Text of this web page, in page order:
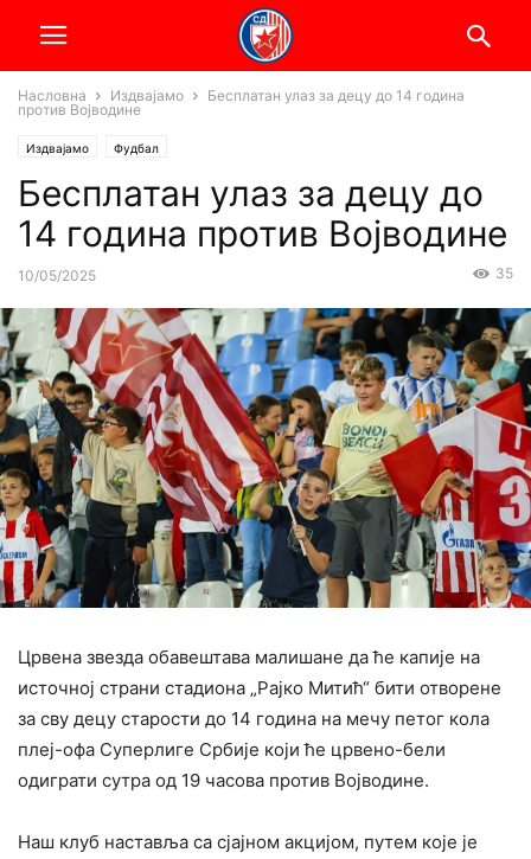
Насловна Издвајамо
Бесплатан улаз за децу до 14 година
против Војводине
Издвајамо Фудбал
Бесплатан улаз за децу до
14 година против Војводине
10/05/2025 35
Црвена звезда обавештава малишане да ће капије на
источној страни стадиона „Рајко Митић“ бити отворене
за сву децу старости до 14 година на мечу петог кола
плеј-офа Суперлиге Србије који ће црвено-бели
одиграти сутра од 19 часова против Војводине.
‍Наш клуб наставља са сјајном акцијом, путем које је